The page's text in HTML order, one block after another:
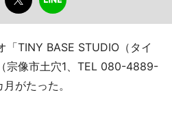
「TINY BASE STUDIO（タイ
宗像市土穴1、TEL 080-4889-
がたった。